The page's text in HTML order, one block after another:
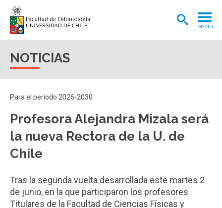
MENÚ
EXTENSIÓN
BIBLIOTECA
NOTICIAS
Para el periodo 2026-2030
Profesora Alejandra Mizala será
la nueva Rectora de la U. de
Chile
Tras la segunda vuelta desarrollada este martes 2
de junio, en la que participaron los profesores
Titulares de la Facultad de Ciencias Físicas y